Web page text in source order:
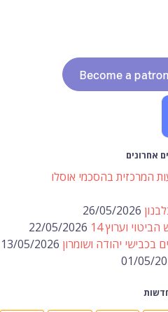
אחרונים
המרכזית בהסכמי אוסלו
26/05/2026
וערוץ 14
22/05/2026
בכבישי יהודה ושומרון 13/05/2026
01/05/